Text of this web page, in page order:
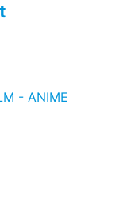
- ANIME